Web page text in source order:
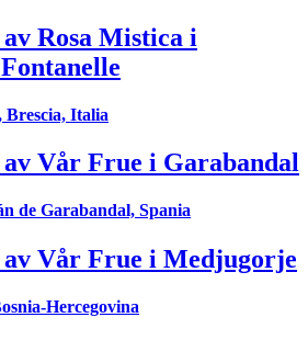
Rosa Mistica i
Brescia, Italia
Vår Frue i Garabandal
de Garabandal, Spania
Vår Frue i Medjugorje
Hercegovina